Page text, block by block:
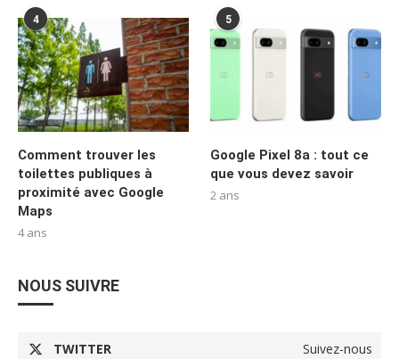
4
Comment trouver les
toilettes publiques à
proximité avec Google
Maps
4 ans
5
Google Pixel 8a : tout ce
que vous devez savoir
2 ans
NOUS SUIVRE
TWITTER Suivez-nous